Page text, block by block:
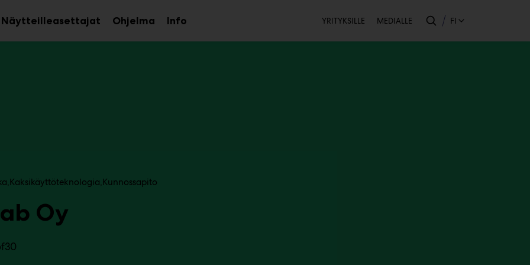
NäytteilleasettajatAvaa
alavalikko
Ohjelma InfoAvaa
alavalikko
Toissijainen
YRITYKSILLE MEDIALLE FI
Kaksikäyttöteknologia Kunnossapito
Oy